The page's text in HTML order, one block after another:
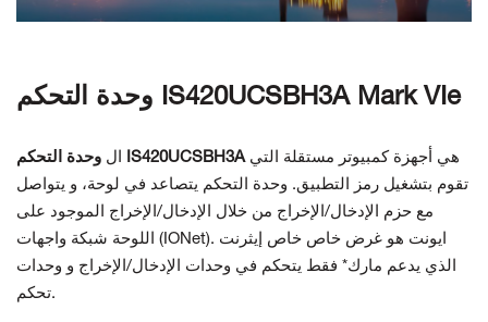
اتصل بنا
وحدة التحكم IS420UCSBH3A Mark VIe
ال وحدة التحكم IS420UCSBH3A هي أجهزة كمبيوتر مستقلة
التي
تقوم بتشغيل رمز التطبيق. وحدة التحكم يتصاعد في لوحة، و يتواصل
مع حزم الإدخال/الإخراج من خلال الإدخال/الإخراج الموجود على
اللوحة شبكة واجهات (IONet). ايونت هو غرض خاص خاص
إيثرنت
الذي يدعم مارك* فقط يتحكم في وحدات الإدخال/الإخراج و وحدات
تحكم.